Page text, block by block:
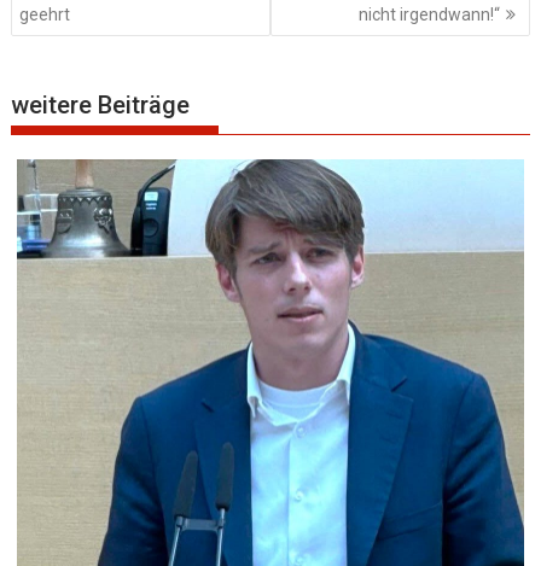
geehrt
nicht irgendwann!“
weitere Beiträge